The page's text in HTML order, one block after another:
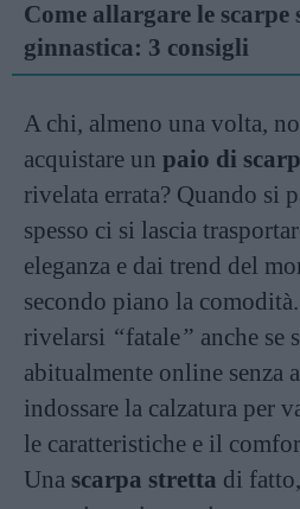
Come allargare le scarpe
ginnastica: 3 consigli
A chi, almeno una volta,
acquistare un paio di
rivelata errata? Quando si
spesso ci si lascia
eleganza e dai trend del
secondo piano la
rivelarsi “fatale” anche se
abitualmente online senza
indossare la calzatura per
le caratteristiche e il
Una scarpa stretta di